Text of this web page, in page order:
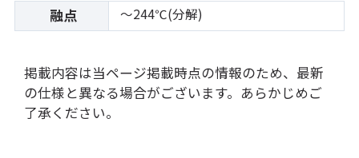
融点 ～244℃(分解)
掲載内容は当ページ掲載時点の情報のため、最新
の仕様と異なる場合がございます。あらかじめご
了承ください。